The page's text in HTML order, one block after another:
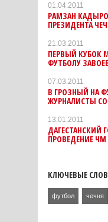
01.04.2011
РАМЗАН
ПРЕЗИДЕНТА
21.03.2011
ПЕРВЫЙ КУБОК
ФУТБОЛУ
07.03.2011
В ГРОЗНЫЙ НА
ЖУРНАЛИСТЫ
13.01.2011
ДАГЕСТАНСКИЙ
ПРОВЕДЕНИЕ ЧМ
КЛЮЧЕВЫЕ
футбол чечня